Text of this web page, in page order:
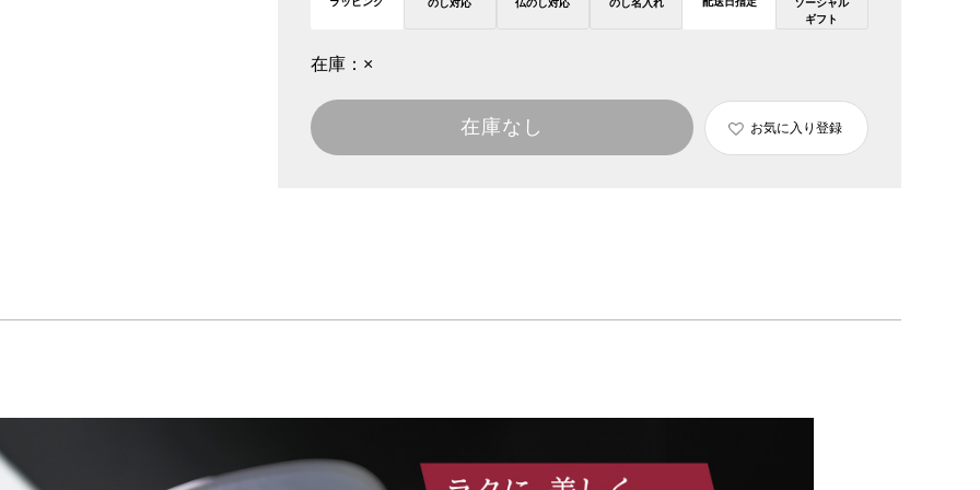
のし対応 仏のし対応 のし名入れ
ソーシャル
ギフト
在庫： ×
在庫なし お気に入り登録